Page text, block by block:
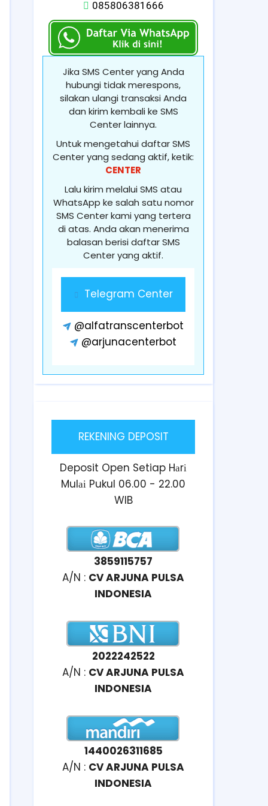
085806381666
Jika SMS Center yang Anda
hubungi tidak merespons,
silakan ulangi transaksi Anda
dan kirim kembali ke SMS
Center lainnya.
Untuk mengetahui daftar SMS
Center yang sedang aktif, ketik:
CENTER
Lalu kirim melalui SMS atau
WhatsApp ke salah satu nomor
SMS Center kami yang tertera
di atas. Anda akan menerima
balasan berisi daftar SMS
Center yang aktif.
Telegram Center
@alfatranscenterbot
@arjunacenterbot
REKENING DEPOSIT
Deposit Open Setiap Hаrі
Mulаі Pukul 06.00 - 22.00
WIB
3859115757
A/N : CV ARJUNA PULSA
INDONESIA
2022242522
A/N : CV ARJUNA PULSA
INDONESIA
1440026311685
A/N : CV ARJUNA PULSA
INDONESIA